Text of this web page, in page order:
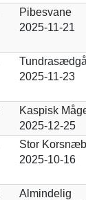
Pibesvane
2025-11-21
2025-11-23
Kaspisk
2025-12-25
Stor Korsnæb
2025-10-16
Almindelig